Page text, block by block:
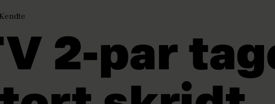
Kendte
2-par